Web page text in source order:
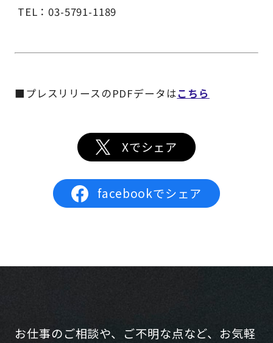
TEL：03-5791-1189
■プレスリリースのPDFデータはこちら
Xでシェア
facebookでシェア
お仕事のご相談や、ご不明な点など、お気軽